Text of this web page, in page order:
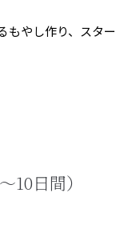
もやし作り、スター
10日間）